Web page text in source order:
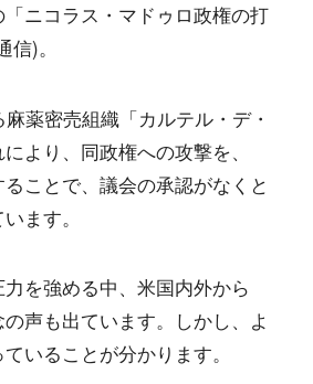
ニコラス・マドゥロ政権の打
)。
薬密売組織「カルテル・デ・
より、同政権への攻撃を、
ことで、議会の承認がなくと
ます。
を強める中、米国内外から
声も出ています。しかし、よ
いることが分かります。